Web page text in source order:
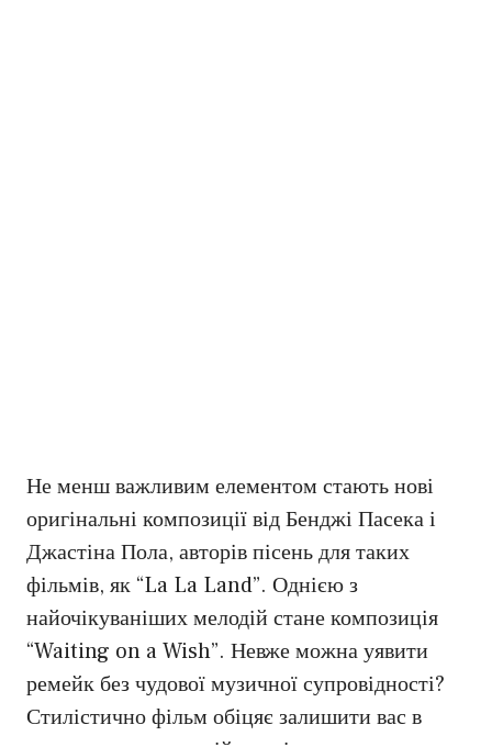
Не менш важливим елементом стають нові
оригінальні композиції від Бенджі Пасека і
Джастіна Пола, авторів пісень для таких
фільмів, як “La La Land”. Однією з
найочікуваніших мелодій стане композиція
“Waiting on a Wish”. Невже можна уявити
ремейк без чудової музичної супровідності?
Стилістично фільм обіцяє залишити вас в